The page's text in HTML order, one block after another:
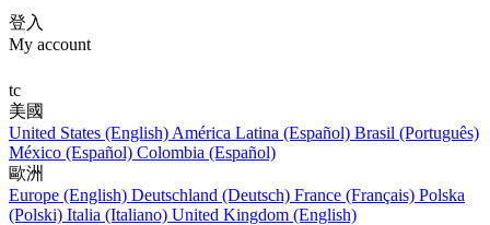
登入
My account
tc
美國
United States (English) América Latina (Español) Brasil (Português)
México (Español) Colombia (Español)
歐洲
Europe (English) Deutschland (Deutsch) France (Français) Polska
(Polski) Italia (Italiano) United Kingdom (English)